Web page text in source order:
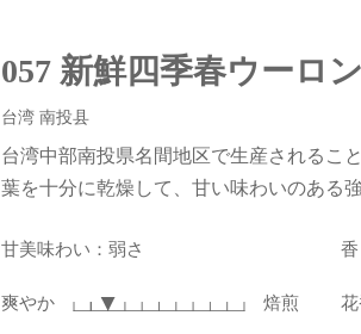
057 新鮮四季春ウーロ
台湾 南投县
台湾中部南投県名間地区で生産されるこ
葉を十分に乾燥して、甘い味わいのある
甘美味わい：弱さ
爽やか 焙煎 花